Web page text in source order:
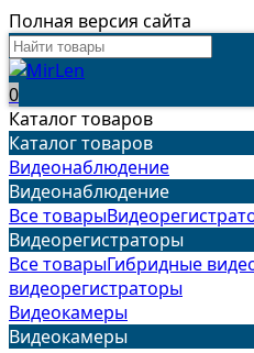
Полная версия сайта
0
Каталог товаров
Каталог товаров
Видеонаблюдение
Видеонаблюдение
Все товары
Видеорегистраторы
Все товарыГибридные
видеорегистраторы
Видеокамеры
Видеокамеры